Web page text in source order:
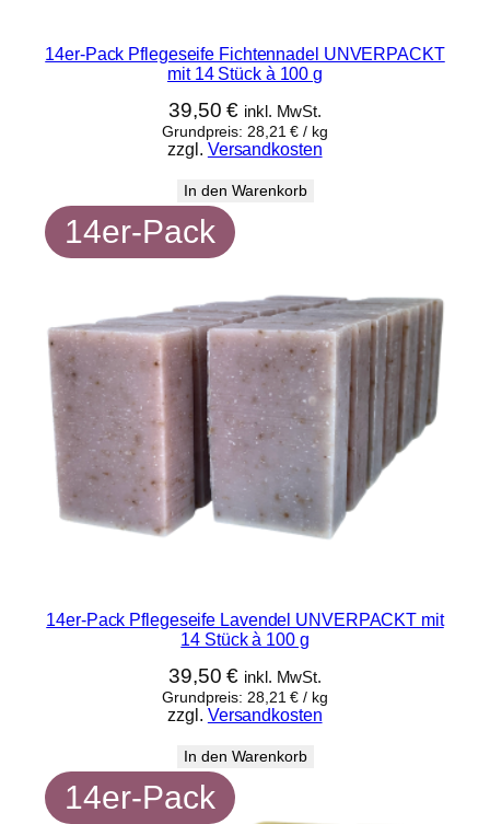
14er-Pack Pflegeseife Fichtennadel UNVERPACKT
mit 14 Stück à 100 g
39,50€ inkl. MwSt.
Grundpreis: 28,21€ / kg
zzgl. Versandkosten
In den Warenkorb
14er-Pack
14er-Pack Pflegeseife Lavendel UNVERPACKT mit
14 Stück à 100 g
39,50€ inkl. MwSt.
Grundpreis: 28,21€ / kg
zzgl. Versandkosten
In den Warenkorb
14er-Pack